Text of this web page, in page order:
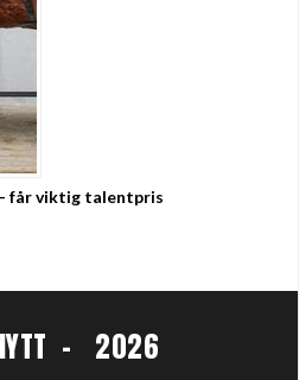
får viktig talentpris
- 2026